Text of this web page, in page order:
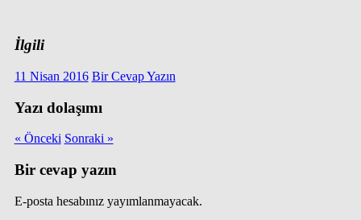
İlgili
11 Nisan 2016 Bir Cevap Yazın
Yazı dolaşımı
« Önceki Sonraki »
Bir cevap yazın
E-posta hesabınız yayımlanmayacak.